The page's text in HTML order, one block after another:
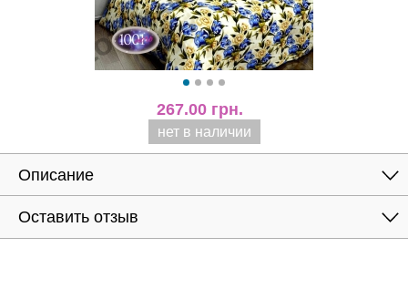
267.00 грн.
нет в наличии
Описание
Оставить отзыв